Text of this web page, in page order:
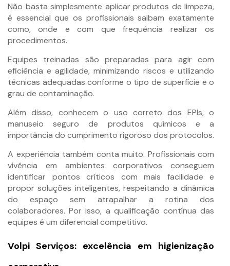
Não basta simplesmente aplicar produtos de limpeza,
é essencial que os profissionais saibam exatamente
como, onde e com que frequência realizar os
procedimentos.
Equipes treinadas são preparadas para agir com
eficiência e agilidade, minimizando riscos e utilizando
técnicas adequadas conforme o tipo de superfície e o
grau de contaminação.
Além disso, conhecem o uso correto dos EPIs, o
manuseio seguro de produtos químicos e a
importância do cumprimento rigoroso dos protocolos.
A experiência também conta muito. Profissionais com
vivência em ambientes corporativos conseguem
identificar pontos críticos com mais facilidade e
propor soluções inteligentes, respeitando a dinâmica
do espaço sem atrapalhar a rotina dos
colaboradores. Por isso, a qualificação contínua das
equipes é um diferencial competitivo.
Volpi Serviços: excelência em higienização